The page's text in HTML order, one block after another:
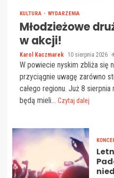
KULTURA WYDARZENIA
Młodzieżowe
w akcji!
Karol Kaczmarek 10 sierpnia 2026
W powiecie nyskim zbliża się
przyciągnie uwagę zarówno
całego regionu. Już 8
będą mieli... Czytaj dalej